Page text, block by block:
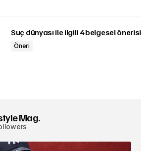
Suç dünyası ile ilgili 4 belgesel önerisi
Öneri
Mag.